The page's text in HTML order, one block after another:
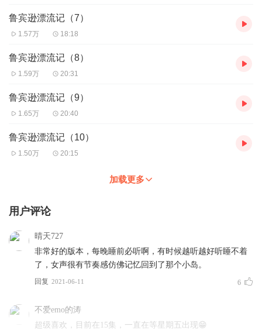
鲁宾逊漂流记（7）
1.57万 18:18
鲁宾逊漂流记（8）
1.59万 20:31
鲁宾逊漂流记（9）
1.65万 20:40
鲁宾逊漂流记（10）
1.50万 20:15
加载更多
用户评论
晴天727
非常好的版本，每晚睡前必听啊，有时候越听越好听睡不着
了，女声很有节奏感仿佛记忆回到了那个小岛。
回复 2021-06-11 6
不爱emo的涛
超级喜欢，目前在15集，一直在等星期五出现😁